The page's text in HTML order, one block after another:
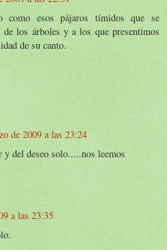
como esos pájaros tímidos que se
de los árboles y a los que presentimos
de su canto.
de 2009 a las 23:24
del deseo solo.....nos leemos
a las 23:35